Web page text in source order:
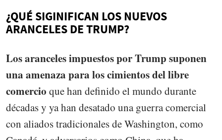
¿QUÉ SIGINIFICAN LOS NUEVOS
ARANCELES DE TRUMP?
Los aranceles impuestos por Trump suponen
una amenaza para los cimientos del libre
comercio que han definido el mundo durante
décadas y ya han desatado una guerra comercial
con aliados tradicionales de Washington, como